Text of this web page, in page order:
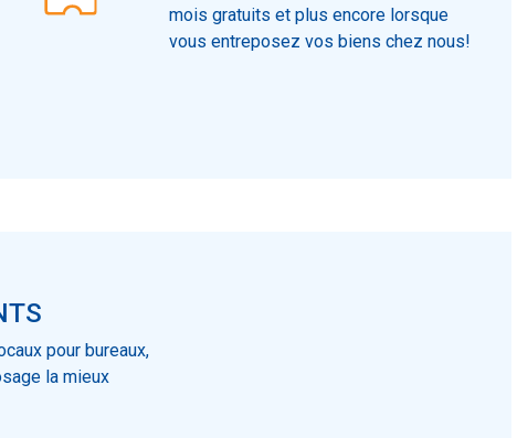
mois gratuits et plus encore lorsque
vous entreposez vos biens chez nous!
pour bureaux,
la mieux